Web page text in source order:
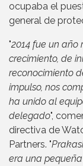
ocupaba el
general de
"2014 fue un año
crecimiento, de
reconocimiento
impulso, nos
ha unido al
delegado",
directiva de
Partners. "
era una